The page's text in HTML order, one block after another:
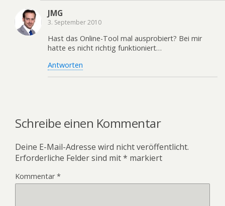
JMG
3. September 2010
Hast das Online-Tool mal ausprobiert? Bei mir
hatte es nicht richtig funktioniert…
Antworten
Schreibe einen Kommentar
Deine E-Mail-Adresse wird nicht veröffentlicht.
Erforderliche Felder sind mit* markiert
Kommentar*